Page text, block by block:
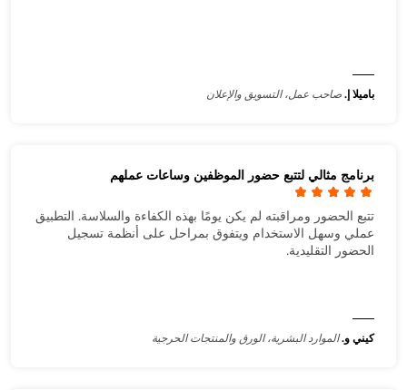
باميلا إ.صاحب عمل، التسويق والإعلان
برنامج مثالي لتتبع حضور الموظفين وساعات عملهم
تتبع الحضور ومراقبته لم يكن يومًا بهذه الكفاءة والسلاسة. التطبيق
عملي وسهل الاستخدام ويتفوق بمراحل على أنظمة تسجيل
الحضور التقليدية.
كيني و.الموارد البشرية، الورق والمنتجات الحرجية